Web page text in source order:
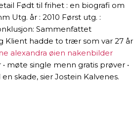
Født til frihet : en biografi om
Utg. år : 2010 Først utg. :
Sammenfattet
Klient hadde to trær som var 27 år
alexandra øien nakenbilder
• møte single menn gratis prøver •
skade, sier Jostein Kalvenes.